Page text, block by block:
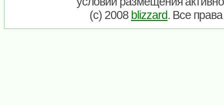
(c) 2008 blizzard. Все